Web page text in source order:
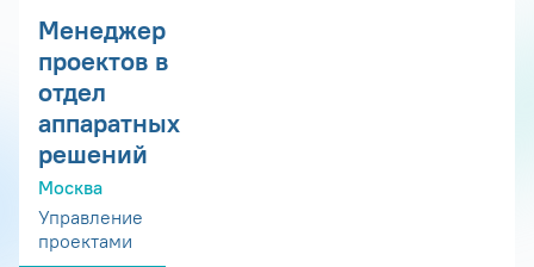
Менеджер
проектов в
отдел
аппаратных
решений
Москва
Управление
проектами